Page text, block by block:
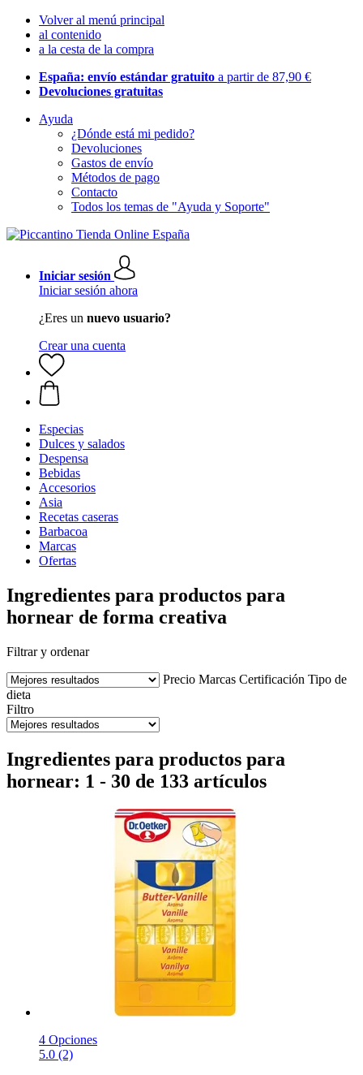
Volver al menú principal
al contenido
a la cesta de la compra
España: envío estándar gratuito a partir de 87,90 €
Devoluciones gratuitas
Ayuda
¿Dónde está mi pedido?
Devoluciones
Gastos de envío
Métodos de pago
Contacto
Todos los temas de "Ayuda y Soporte"
Iniciar sesión
Iniciar sesión ahora
¿Eres un nuevo usuario?
Crear una cuenta
Especias
Dulces y salados
Despensa
Bebidas
Accesorios
Asia
Recetas caseras
Barbacoa
Marcas
Ofertas
Ingredientes para productos para
hornear de forma creativa
Filtrar y ordenar
Precio Marcas Certificación Tipo de
dieta
Filtro
Ingredientes para productos para
hornear: 1 - 30 de 133 artículos
4 Opciones
5.0 (2)